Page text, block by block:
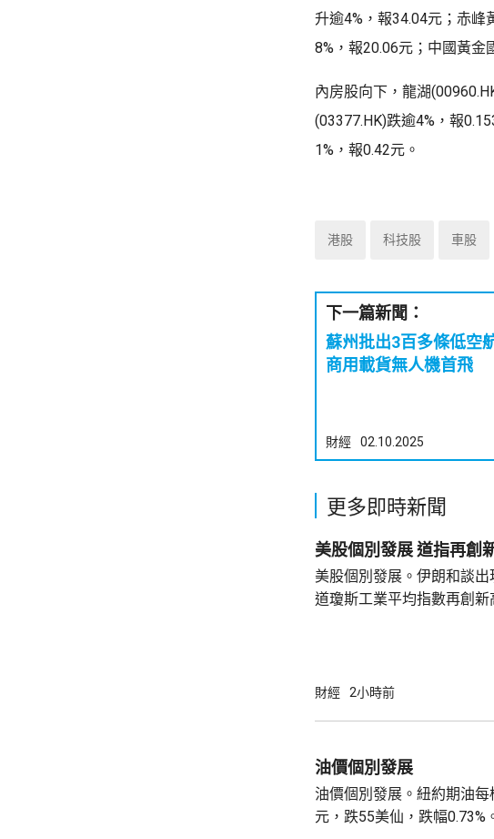
升逾4%，報34.04元；赤峰
8%，報20.06元；中國黃金
內房股向下，龍湖
(03377.HK)跌逾4%，報
1%，報0.42元。
港股 科技股 車股
下一篇新聞：
蘇州批出3百多條低
商用載貨無人機首飛
財經 02.10.2025
更多即時新聞
美股個別發展 道指
美股個別發展。伊朗和談
道瓊斯工業平均指數再創新
263點。 納指收報26363點，跌221點。 標普
財經 2小時前
油價個別發展
油價個別發展。紐約期油
元，跌55美仙，跌幅0.73%。 倫敦布蘭特期